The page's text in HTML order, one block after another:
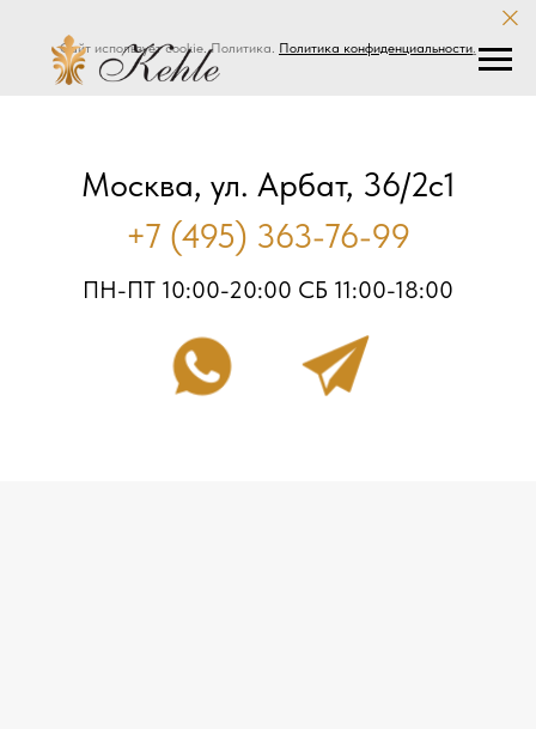
Сайт использует cookie. Политика. Политика конфиденциальности.
+7 (495) 363-76-99
ПН-ПТ 10:00-20:00 СБ 11:00-18:00